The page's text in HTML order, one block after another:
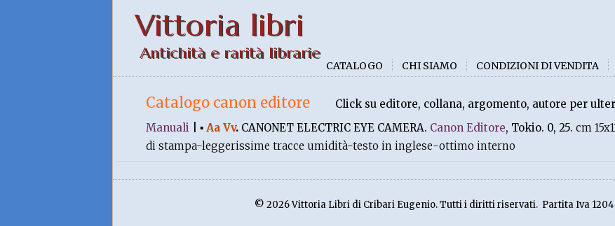
Vittoria libri
Antichità e rarità librarie
CATALOGO CHI SIAMO CONDIZIONI DI VENDITA
Catalogo canon editore
Click su editore, collana, argomento, autore per
Manuali
▪ Aa Vv. CANONET ELECTRIC EYE CAMERA. Canon Editore, Tokio. 0, 25. cm
di stampa-leggerissime tracce umidità-testo in inglese-ottimo interno
© 2026 Vittoria Libri di Cribari Eugenio. Tutti i diritti riservati. Partita Iva